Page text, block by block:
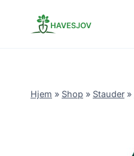
Hjem » Shop » Stauder »